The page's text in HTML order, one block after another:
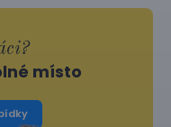
místo